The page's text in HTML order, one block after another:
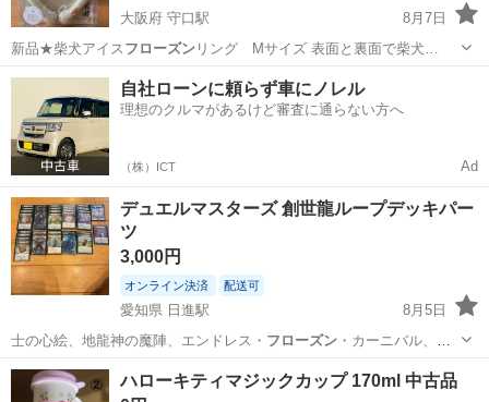
大阪府 守口駅
8月7日
新品★柴犬アイス フローズン リング Mサイズ 表面と裏面で柴犬…
大阪 大阪市 守口駅 生活雑貨
自社ローンに頼らず車にノレル
理想のクルマがあるけど審査に通らない方へ
（株）ICT Ad
デュエルマスターズ 創世龍ループデッキパー
ツ
3,000円
オンライン決済 配送可
愛知県 日進駅
8月5日
士の心絵、地龍神の魔陣、エンドレス・ フローズン・カーニバル、レ
ヴィヤの地版、終末の…
愛知 日進市 日進駅
ハローキティマジックカップ 170ml 中古品